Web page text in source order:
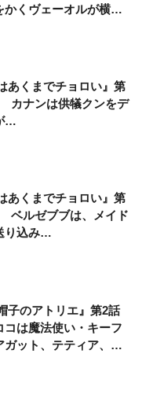
かくヴェーオルが横た
あくまでチョロい』第
カナンは供犠クンをデ
…
あくまでチョロい』第
ベルゼブブは、メイド
り込み…
子のアトリエ』第2話
は魔法使い・キーフ
ガット、テティア、リ